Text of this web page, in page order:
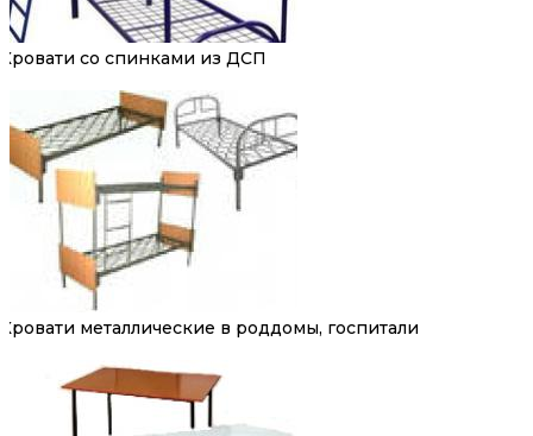
Кровати со спинками из ДСП
Кровати металлические в роддомы, госпитали